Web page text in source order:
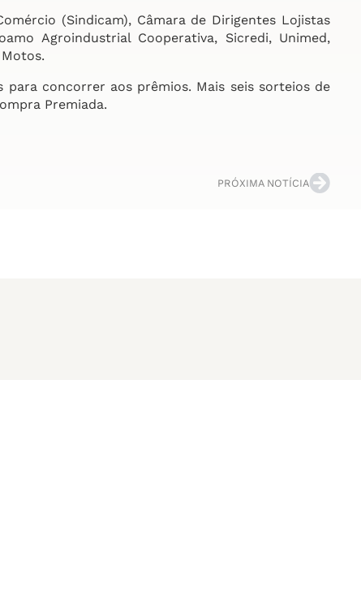
(Sindicam), Câmara de Dirigentes Lojistas
Agroindustrial Cooperativa, Sicredi, Unimed,
concorrer aos prêmios. Mais seis sorteios de
Premiada.
PRÓXIMA NOTÍCIA